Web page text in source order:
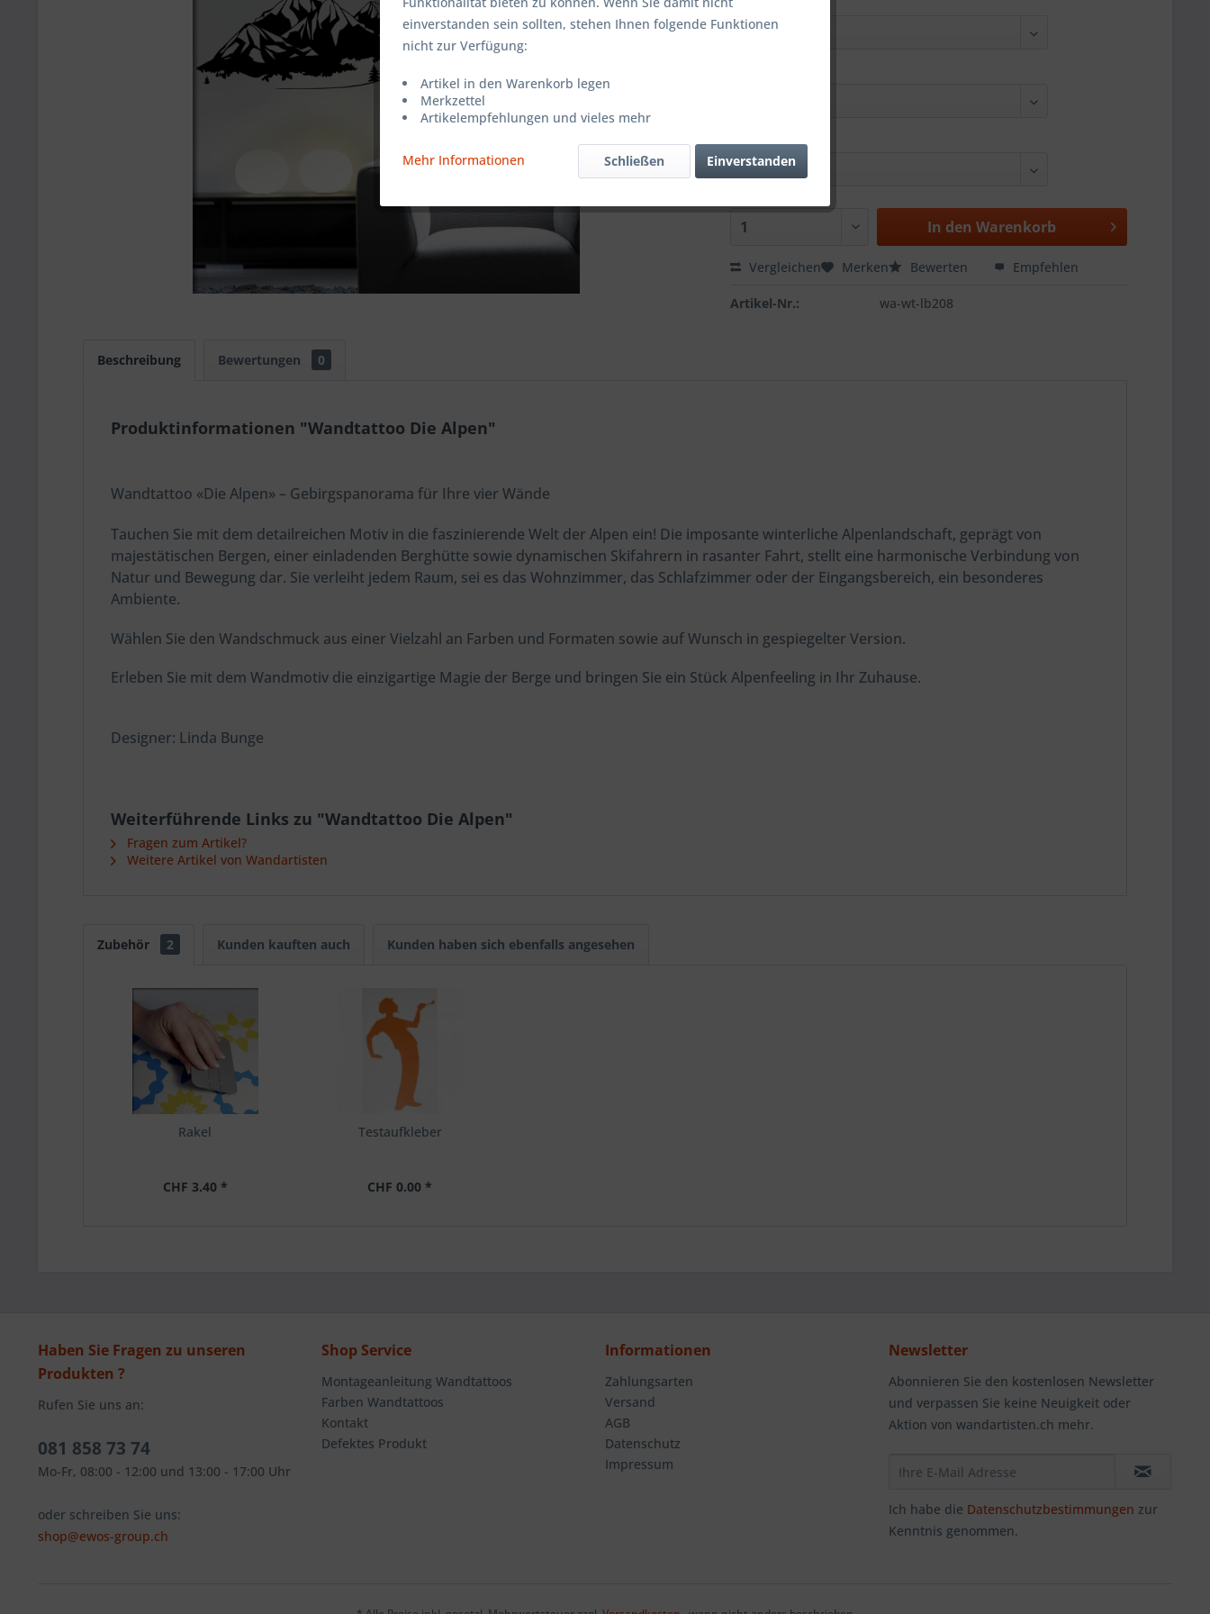
In den Warenkorb
Vergleichen Merken Bewerten Empfehlen
Artikel-Nr.: wa-wt-lb208
Beschreibung Bewertungen 0
Produktinformationen "Wandtattoo Die Alpen"
Wandtattoo «Die Alpen» – Gebirgspanorama für Ihre vier Wände
Tauchen Sie mit dem detailreichen Motiv in die faszinierende Welt der Alpen ein! Die imposante winterliche Alpenlandschaft, geprägt von
majestätischen Bergen, einer einladenden Berghütte sowie dynamischen Skifahrern in rasanter Fahrt, stellt eine harmonische Verbindung von
Natur und Bewegung dar. Sie verleiht jedem Raum, sei es das Wohnzimmer, das Schlafzimmer oder der Eingangsbereich, ein besonderes
Ambiente.
Wählen Sie den Wandschmuck aus einer Vielzahl an Farben und Formaten sowie auf Wunsch in gespiegelter Version.
Erleben Sie mit dem Wandmotiv die einzigartige Magie der Berge und bringen Sie ein Stück Alpenfeeling in Ihr Zuhause.
Designer: Linda Bunge
Weiterführende Links zu "Wandtattoo Die Alpen"
Fragen zum Artikel?
Weitere Artikel von Wandartisten
Zubehör 2 Kunden kauften auch Kunden haben sich ebenfalls angesehen
Rakel
CHF 3.40 *
Testaufkleber
CHF 0.00 *
Haben Sie Fragen zu unseren
Produkten ?
Rufen Sie uns an:
081 858 73 74
Mo-Fr, 08:00 - 12:00 und 13:00 - 17:00 Uhr
oder schreiben Sie uns:
shop@ewos-group.ch
Shop Service
Montageanleitung Wandtattoos
Farben Wandtattoos
Kontakt
Defektes Produkt
Informationen
Zahlungsarten
Versand
AGB
Datenschutz
Impressum
Newsletter
Abonnieren Sie den kostenlosen Newsletter
und verpassen Sie keine Neuigkeit oder
Aktion von wandartisten.ch mehr.
Ich habe die Datenschutzbestimmungen zur
Kenntnis genommen.
einverstanden sein sollten, stehen Ihnen folgende Funktionen
nicht zur Verfügung:
Artikel in den Warenkorb legen
Merkzettel
Artikelempfehlungen und vieles mehr
Mehr Informationen Einverstanden
Schließen